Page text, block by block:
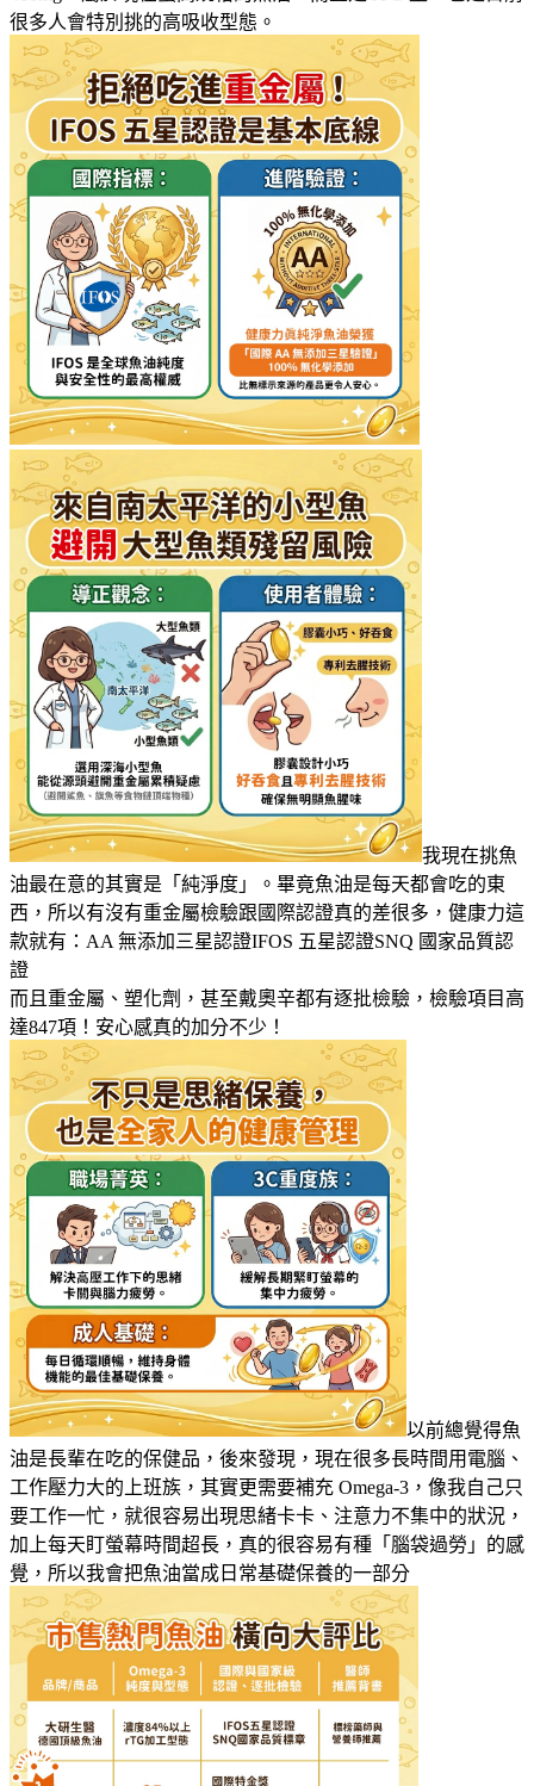
很多人會特別挑的高吸收型態。
我現在挑魚
油最在意的其實是「純淨度」。畢竟魚油是每天都會吃的東
西，所以有沒有重金屬檢驗跟國際認證真的差很多，健康力這
款就有：AA 無添加三星認證IFOS 五星認證SNQ 國家品質認
證
而且重金屬、塑化劑，甚至戴奧辛都有逐批檢驗，檢驗項目高
達847項！安心感真的加分不少！
以前總覺得魚
油是長輩在吃的保健品，後來發現，現在很多長時間用電腦、
工作壓力大的上班族，其實更需要補充 Omega-3，像我自己只
要工作一忙，就很容易出現思緒卡卡、注意力不集中的狀況，
加上每天盯螢幕時間超長，真的很容易有種「腦袋過勞」的感
覺，所以我會把魚油當成日常基礎保養的一部分